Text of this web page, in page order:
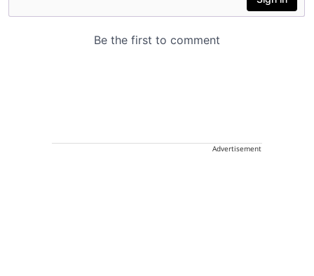
Advertisement